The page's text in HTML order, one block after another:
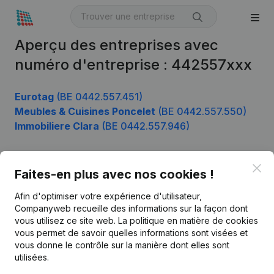
Aperçu des entreprises avec
numéro d'entreprise : 442557xxx
Eurotag (BE 0442.557.451)
Meubles & Cuisines Poncelet (BE 0442.557.550)
Immobiliere Clara (BE 0442.557.946)
Faites-en plus avec nos cookies !
Afin d'optimiser votre expérience d'utilisateur,
Companyweb recueille des informations sur la façon dont
vous utilisez ce site web. La politique en matière de cookies
vous permet de savoir quelles informations sont visées et
vous donne le contrôle sur la manière dont elles sont
utilisées.
Français
Kantorenpark Everest
Produit
Informations d’entreprise
Monitoring
Recherche internationale